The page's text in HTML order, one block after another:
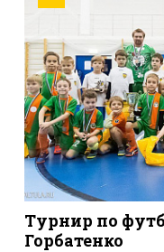
Турнир по
Горбатенко